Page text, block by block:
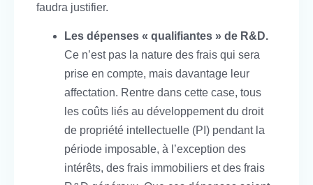
faudra justifier.
Les dépenses « qualifiantes » de R&D.
Ce n’est pas la nature des frais qui sera
prise en compte, mais davantage leur
affectation. Rentre dans cette case, tous
les coûts liés au développement du droit
de propriété intellectuelle (PI) pendant la
période imposable, à l’exception des
intérêts, des frais immobiliers et des frais